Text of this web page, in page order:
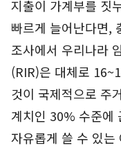
지출이 가계부를 짓
빠르게 늘어난다면,
조사에서 우리나라
(RIR)은 대체로
것이 국제적으로 주
계치인 30% 수준에
자유롭게 쓸 수 있는